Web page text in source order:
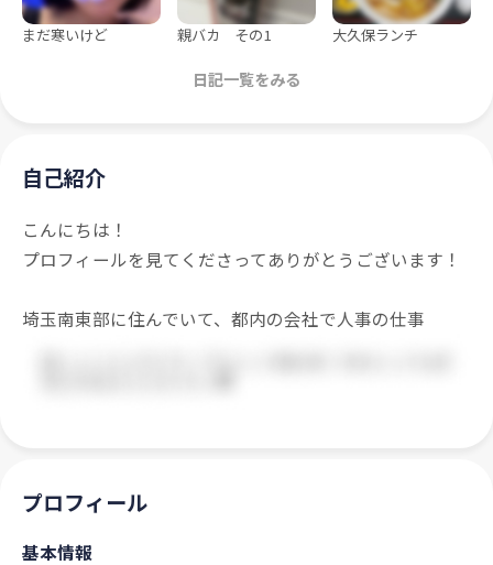
まだ寒いけど 親バカ その1 大久保ランチ
日記一覧をみる
自己紹介
こんにちは！
プロフィールを見てくださってありがとうございます！
埼玉南東部に住んでいて、都内の会社で人事の仕事
プロフィール
基本情報